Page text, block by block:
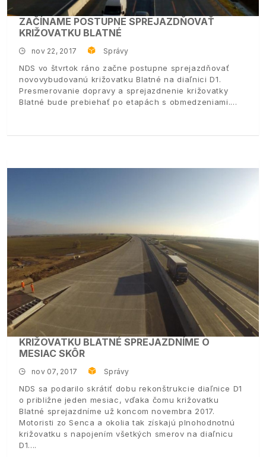
ZAČÍNAME POSTUPNE SPREJAZDŇOVAŤ
KRIŽOVATKU BLATNÉ
nov 22, 2017 Správy
NDS vo štvrtok ráno začne postupne sprejazdňovať
novovybudovanú križovatku Blatné na diaľnici D1.
Presmerovanie dopravy a sprejazdnenie križovatky
Blatné bude prebiehať po etapách s obmedzeniami.
KRIŽOVATKU BLATNÉ SPREJAZDNÍME O
MESIAC SKÔR
nov 07, 2017 Správy
NDS sa podarilo skrátiť dobu rekonštrukcie diaľnice D1
o približne jeden mesiac, vďaka čomu križovatku
Blatné sprejazdníme už koncom novembra 2017.
Motoristi zo Senca a okolia tak získajú plnohodnotnú
križovatku s napojením všetkých smerov na diaľnicu
D1.